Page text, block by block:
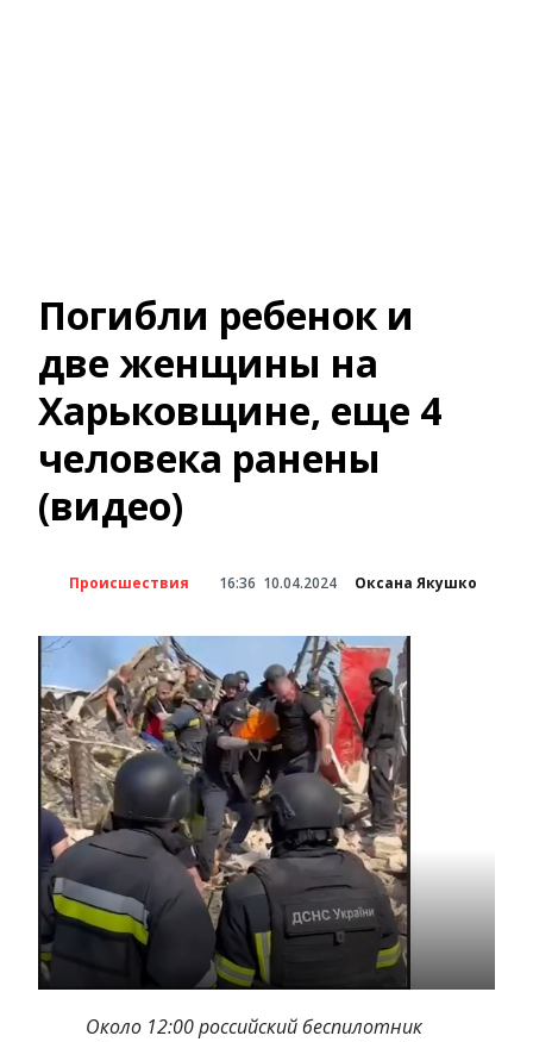
Погибли ребенок и
две женщины на
Харьковщине, еще 4
человека ранены
(видео)
Происшествия 16:36 10.04.2024 Оксана Якушко
Около 12:00 российский беспилотник